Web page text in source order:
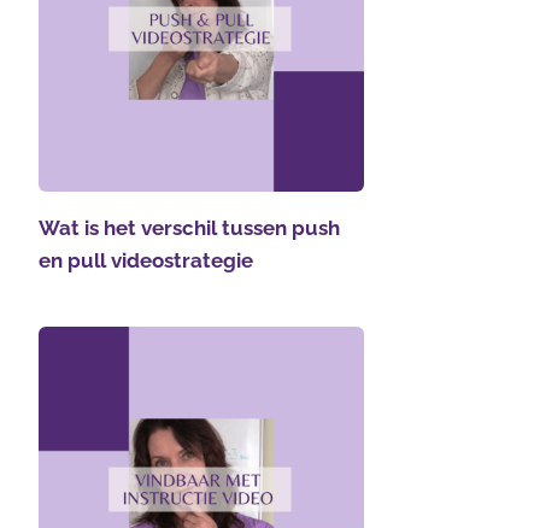
Wat is het verschil tussen push
en pull videostrategie